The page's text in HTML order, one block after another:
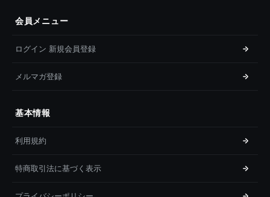
会員メニュー
ログイン 新規会員登録
メルマガ登録
基本情報
利用規約
特商取引法に基づく表示